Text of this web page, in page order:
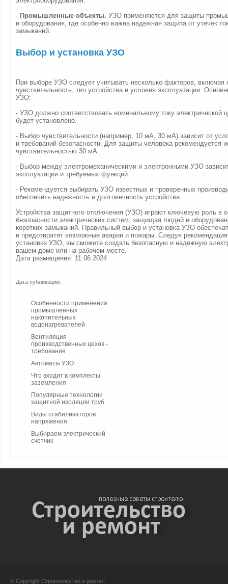
- Промышленные объекты. УЗО применяются для защиты
и оборудования, где особенно важна надежная защита от утечек
замыканий.
Выбор и установка УЗО
При выборе УЗО следует учитывать несколько факторов, включая
чувствительность, тип устройства и условия эксплуатации.
УЗО:
- УЗО должно соответствовать номинальному току электрической
будет установлено.
- Выбор чувствительности (например, 10 мА, 30 мА) зависит от
и требований безопасности. Для защиты человека рекомендуется
чувствительностью 30 мА.
- Выбор между электромеханическими и электронными УЗО
эксплуатации и требуемых функций.
- Рекомендуется выбирать УЗО известных и проверенных
обеспечить надежность и долговечность устройства.
Устройства защитного отключения (УЗО) играют ключевую роль в
безопасности электрических систем, защищая людей и
коротких замыканий. Правильный выбор и установка УЗО
и предотвратят возможные аварии и пожары. Следуя
установке УЗО, вы сможете создать безопасную и надежную
вашем доме или на рабочем месте.
Дата размещения: 11.06.2024
Дата публикации:
Особенности применения
промышленных
накопительных
водонагревателей
Вентиляция
производственных цехов -
требования
Автоматы УЗО
Что входит в комплекты
заземления
Популярные технологии
защитной изоляции труб
Виды стабилизаторов
напряжения
Выбираем электрический
счетчик
© Copyright Строительство и ремонт